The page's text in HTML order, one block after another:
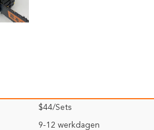
$44/Sets
9-12 werkdagen